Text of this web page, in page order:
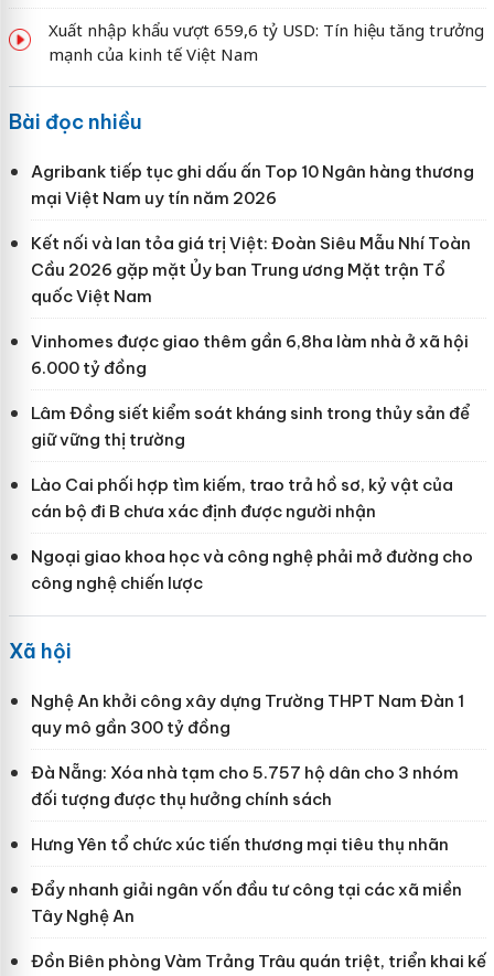
Xuất nhập khẩu vượt 659,6 tỷ USD: Tín hiệu tăng trưởng
mạnh của kinh tế Việt Nam
Bài đọc nhiều
Agribank tiếp tục ghi dấu ấn Top 10 Ngân hàng thương
mại Việt Nam uy tín năm 2026
Kết nối và lan tỏa giá trị Việt: Đoàn Siêu Mẫu Nhí Toàn
Cầu 2026 gặp mặt Ủy ban Trung ương Mặt trận Tổ
quốc Việt Nam
Vinhomes được giao thêm gần 6,8ha làm nhà ở xã hội
6.000 tỷ đồng
Lâm Đồng siết kiểm soát kháng sinh trong thủy sản để
giữ vững thị trường
Lào Cai phối hợp tìm kiếm, trao trả hồ sơ, kỷ vật của
cán bộ đi B chưa xác định được người nhận
Ngoại giao khoa học và công nghệ phải mở đường cho
công nghệ chiến lược
Xã hội
Nghệ An khởi công xây dựng Trường THPT Nam Đàn 1
quy mô gần 300 tỷ đồng
Đà Nẵng: Xóa nhà tạm cho 5.757 hộ dân cho 3 nhóm
đối tượng được thụ hưởng chính sách
Hưng Yên tổ chức xúc tiến thương mại tiêu thụ nhãn
Đẩy nhanh giải ngân vốn đầu tư công tại các xã miền
Tây Nghệ An
Đồn Biên phòng Vàm Trảng Trâu quán triệt, triển khai kế